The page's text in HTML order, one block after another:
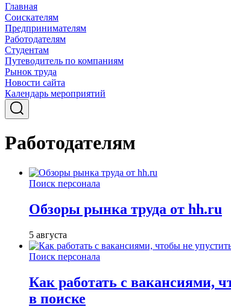
Главная
Соискателям
Предпринимателям
Работодателям
Студентам
Путеводитель по компаниям
Рынок труда
Новости сайта
Календарь мероприятий
Работодателям
Поиск персонала
Обзоры рынка труда от hh.ru
5 августа
Поиск персонала
Как работать с вакансиями,
в поиске